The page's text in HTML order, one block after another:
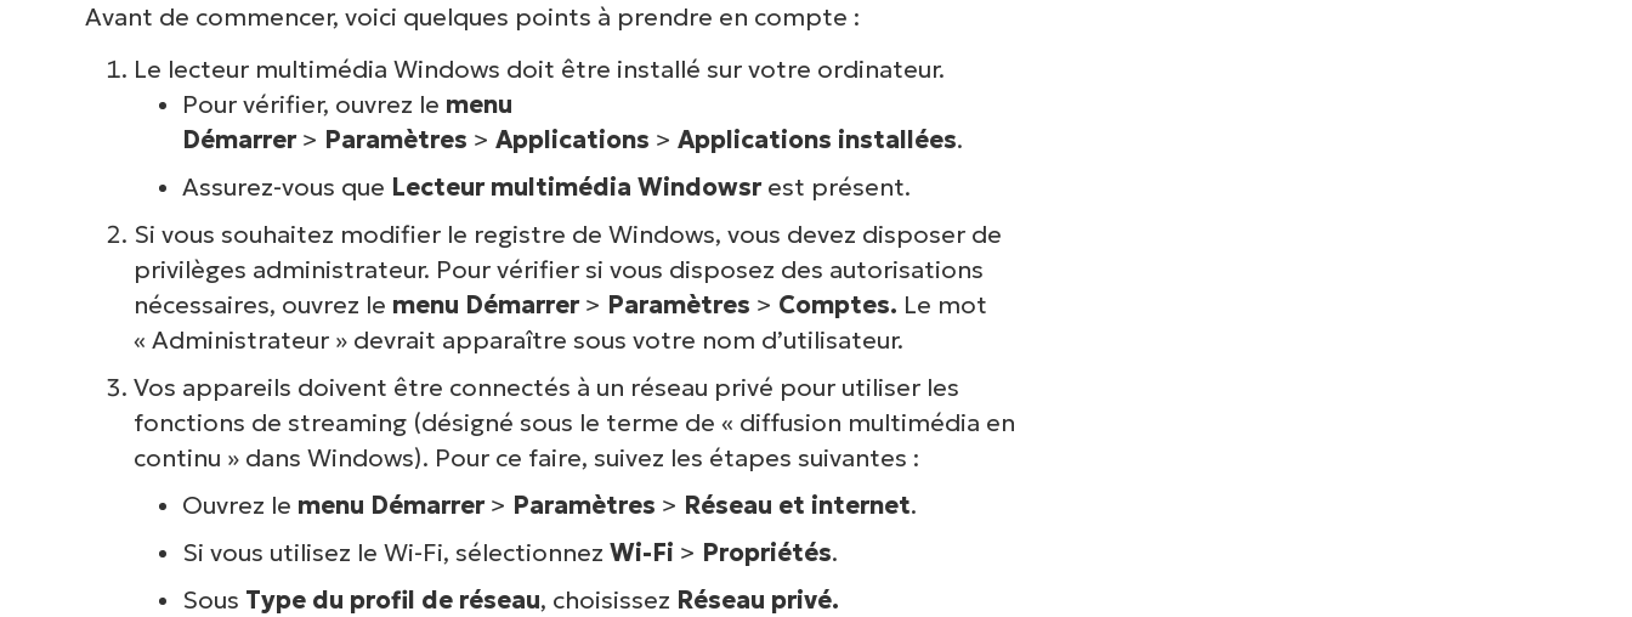
Avant de commencer, voici quelques points à prendre en compte :
Le lecteur multimédia Windows doit être installé sur votre ordinateur.
Pour vérifier, ouvrez le menu
Démarrer > Paramètres > Applications > Applications installées.
Assurez-vous que Lecteur multimédia Windowsr est présent.
Si vous souhaitez modifier le registre de Windows, vous devez disposer de
privilèges administrateur. Pour vérifier si vous disposez des autorisations
nécessaires, ouvrez le menu Démarrer> Paramètres > Comptes. Le mot
« Administrateur » devrait apparaître sous votre nom d’utilisateur.
Vos appareils doivent être connectés à un réseau privé pour utiliser les
fonctions de streaming (désigné sous le terme de « diffusion multimédia en
continu » dans Windows). Pour ce faire, suivez les étapes suivantes :
Ouvrez le menu Démarrer > Paramètres > Réseau et internet.
Si vous utilisez le Wi-Fi, sélectionnez Wi-Fi > Propriétés.
Sous Type du profil de réseau, choisissez Réseau privé.